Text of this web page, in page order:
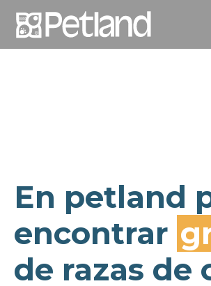
En petland
encontrar
de razas de